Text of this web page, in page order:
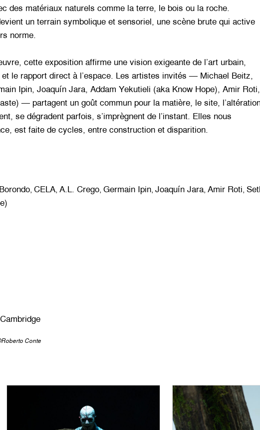
des matériaux naturels comme la terre, le bois ou la roche.
un terrain symbolique et sensoriel, une scène brute qui active
norme.
cette exposition affirme une vision exigeante de l’art urbain,
le rapport direct à l’espace. Les artistes invités — Michael Beitz,
Ipin, Joaquín Jara, Addam Yekutieli (aka Know Hope), Amir Roti,
— partagent un goût commun pour la matière, le site,
se dégradent parfois, s’imprègnent de l’instant. Elles nous
est faite de cycles, entre construction et disparition.
CELA A.L. Crego Germain Ipin Joaquín Jara Amir Roti
Conte